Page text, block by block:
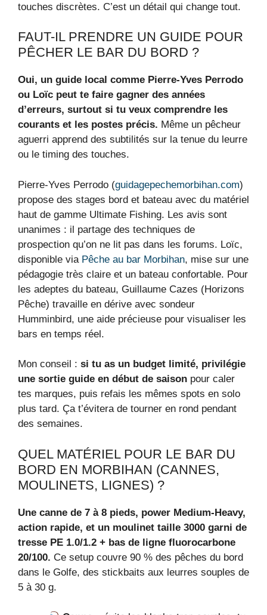
touches discrètes. C’est un détail qui change tout.
FAUT-IL PRENDRE UN GUIDE POUR
PÊCHER LE BAR DU BORD ?
Oui, un guide local comme Pierre‑Yves Perrodo
ou Loïc peut te faire gagner des années
d’erreurs, surtout si tu veux comprendre les
courants et les postes précis. Même un pêcheur
aguerri apprend des subtilités sur la tenue du leurre
ou le timing des touches.
Pierre‑Yves Perrodo (guidagepechemorbihan.com)
propose des stages bord et bateau avec du matériel
haut de gamme Ultimate Fishing. Les avis sont
unanimes : il partage des techniques de
prospection qu’on ne lit pas dans les forums. Loïc,
disponible via Pêche au bar Morbihan, mise sur une
pédagogie très claire et un bateau confortable. Pour
les adeptes du bateau, Guillaume Cazes (Horizons
Pêche) travaille en dérive avec sondeur
Humminbird, une aide précieuse pour visualiser les
bars en temps réel.
Mon conseil : si tu as un budget limité, privilégie
une sortie guide en début de saison pour caler
tes marques, puis refais les mêmes spots en solo
plus tard. Ça t’évitera de tourner en rond pendant
des semaines.
QUEL MATÉRIEL POUR LE BAR DU
BORD EN MORBIHAN (CANNES,
MOULINETS, LIGNES) ?
Une canne de 7 à 8 pieds, power Medium-Heavy,
action rapide, et un moulinet taille 3000 garni de
tresse PE 1.0/1.2 + bas de ligne fluorocarbone
20/100. Ce setup couvre 90 % des pêches du bord
dans le Golfe, des stickbaits aux leurres souples de
5 à 30 g.